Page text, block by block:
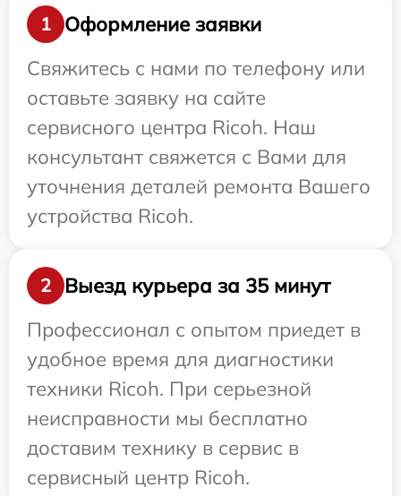
1
Оформление заявки
Свяжитесь с нами по телефону или
оставьте заявку на сайте
сервисного центра Ricoh. Наш
консультант свяжется с Вами для
уточнения деталей ремонта Вашего
устройства Ricoh.
2
Выезд курьера за 35 минут
Профессионал с опытом приедет в
удобное время для диагностики
техники Ricoh. При серьезной
неисправности мы бесплатно
доставим технику в сервис в
сервисный центр Ricoh.